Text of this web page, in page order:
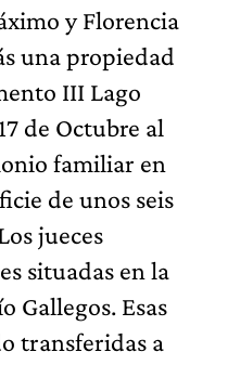
y Florencia
una propiedad
III Lago
de Octubre al
familiar en
de unos seis
jueces
situadas en la
Gallegos. Esas
transferidas a